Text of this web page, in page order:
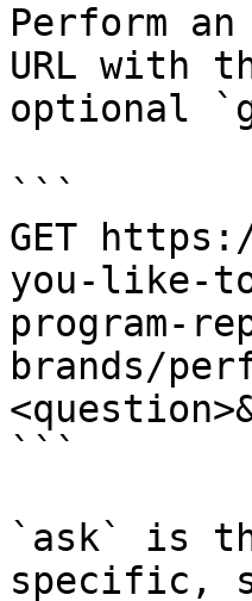
Perform
URL with
optional
```
GET
you-like-
program-
brands/
```
`ask` is
specific,